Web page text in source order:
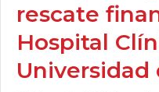
rescate
Hospital
Universidad